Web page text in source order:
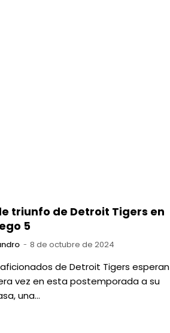
triunfo de Detroit Tigers en
5
8 de octubre de 2024
de Detroit Tigers esperan
vez en esta postemporada a su
una…